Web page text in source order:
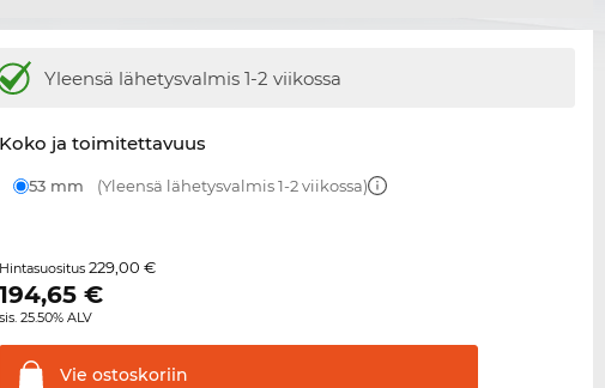
Yleensä lähetysvalmis1-2 viikossa
Koko ja toimitettavuus
53 mm (Yleensä lähetysvalmis 1-2 viikossa)
Hintasuositus229,00 €
194,65 €
sis. 25.50% ALV
Vie ostoskoriin